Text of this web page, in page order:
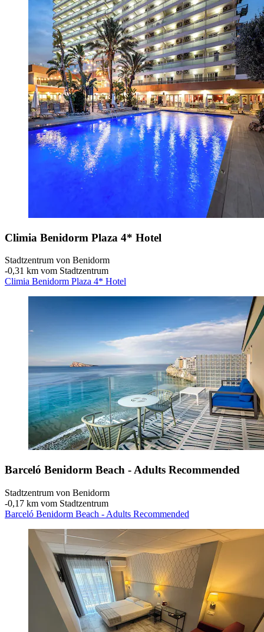
Climia Benidorm Plaza 4* Hotel
Stadtzentrum von Benidorm
‐0,31 km vom Stadtzentrum
Climia Benidorm Plaza 4* Hotel
Barceló Benidorm Beach - Adults Recommended
Stadtzentrum von Benidorm
‐0,17 km vom Stadtzentrum
Barceló Benidorm Beach - Adults Recommended